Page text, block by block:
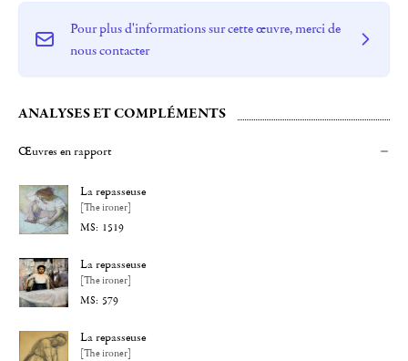
Pour plus d'informations sur cette œuvre, merci de
nous contacter
ANALYSES ET COMPLÉMENTS
Œuvres en rapport
La repasseuse
[The ironer]
1519
La repasseuse
[The ironer]
579
La repasseuse
[The ironer]